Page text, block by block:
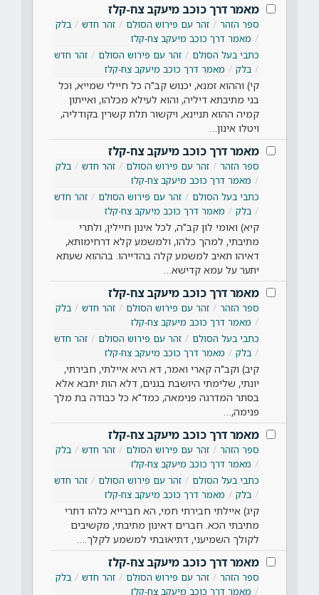
מאמר דרך כוכב מיעקב צח-קלז
ספר הזהר זהר עם פירוש הסולם זהר חדש
בלק
מאמר דרך כוכב מיעקב צח-קלז
כתבי בעל הסולם
זהר עם פירוש הסולם
זהר חדש
בלק
מאמר דרך כוכב מיעקב צח-קלז
קי) וההוא זמנא, יכנוש קב"ה כל חיילי שמייא, וכל
בני מתיבתא דיליה, והוא לעילא מכלהו, ואייתון
קמיה ההוא תניינא, ויקשור תלת קשרין בקודליה,
ויטלו אינון…
מאמר דרך כוכב מיעקב צח-קלז
ספר הזהר זהר עם פירוש הסולם זהר חדש
בלק
מאמר דרך כוכב מיעקב צח-קלז
כתבי בעל הסולם
זהר עם פירוש הסולם
זהר חדש
בלק
מאמר דרך כוכב מיעקב צח-קלז
קיא) ואומי לון קב"ה, לכל אינון חיילין, ולתרי
מתיבתי, למהך כלהו, ולמשמע קלא דרחימותא,
דאיהו תאיב למשמע קלה בהדייהו. בההוא שעתא
יתער על עמא קדישא…
מאמר דרך כוכב מיעקב צח-קלז
ספר הזהר זהר עם פירוש הסולם זהר חדש
בלק
מאמר דרך כוכב מיעקב צח-קלז
כתבי בעל הסולם
זהר עם פירוש הסולם
זהר חדש
בלק
מאמר דרך כוכב מיעקב צח-קלז
קיב) וקב"ה קארי ואמר, דא היא איילתי, חבירתי,
יונתי, שלימתי היושבת בגנים, דלא הות יתבא אלא
בסתר המדרגה פנימאה, כמד"א כל כבודה בת מלך
פנימה,…
מאמר דרך כוכב מיעקב צח-קלז
ספר הזהר זהר עם פירוש הסולם זהר חדש
בלק
מאמר דרך כוכב מיעקב צח-קלז
כתבי בעל הסולם
זהר עם פירוש הסולם
זהר חדש
בלק
מאמר דרך כוכב מיעקב צח-קלז
קיג) איילתי חבירתי חמי, הא חברייא כלהו דתרי
מתיבתי הכא. חברים דאינון מתיבתי, מקשיבים
לקולך השמיעני, דתיאובתי למשמע לקלך.…
מאמר דרך כוכב מיעקב צח-קלז
ספר הזהר זהר עם פירוש הסולם זהר חדש
בלק
מאמר דרך כוכב מיעקב צח-קלז